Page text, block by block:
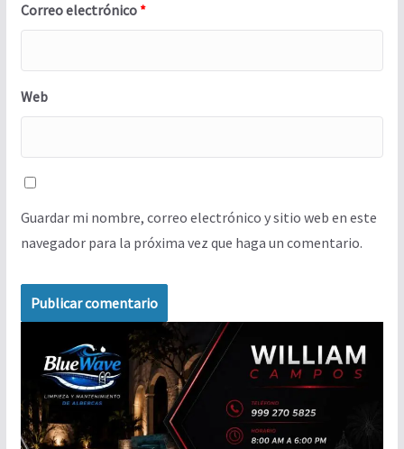
Correo electrónico *
Web
Guardar mi nombre, correo electrónico y sitio web en este
navegador para la próxima vez que haga un comentario.